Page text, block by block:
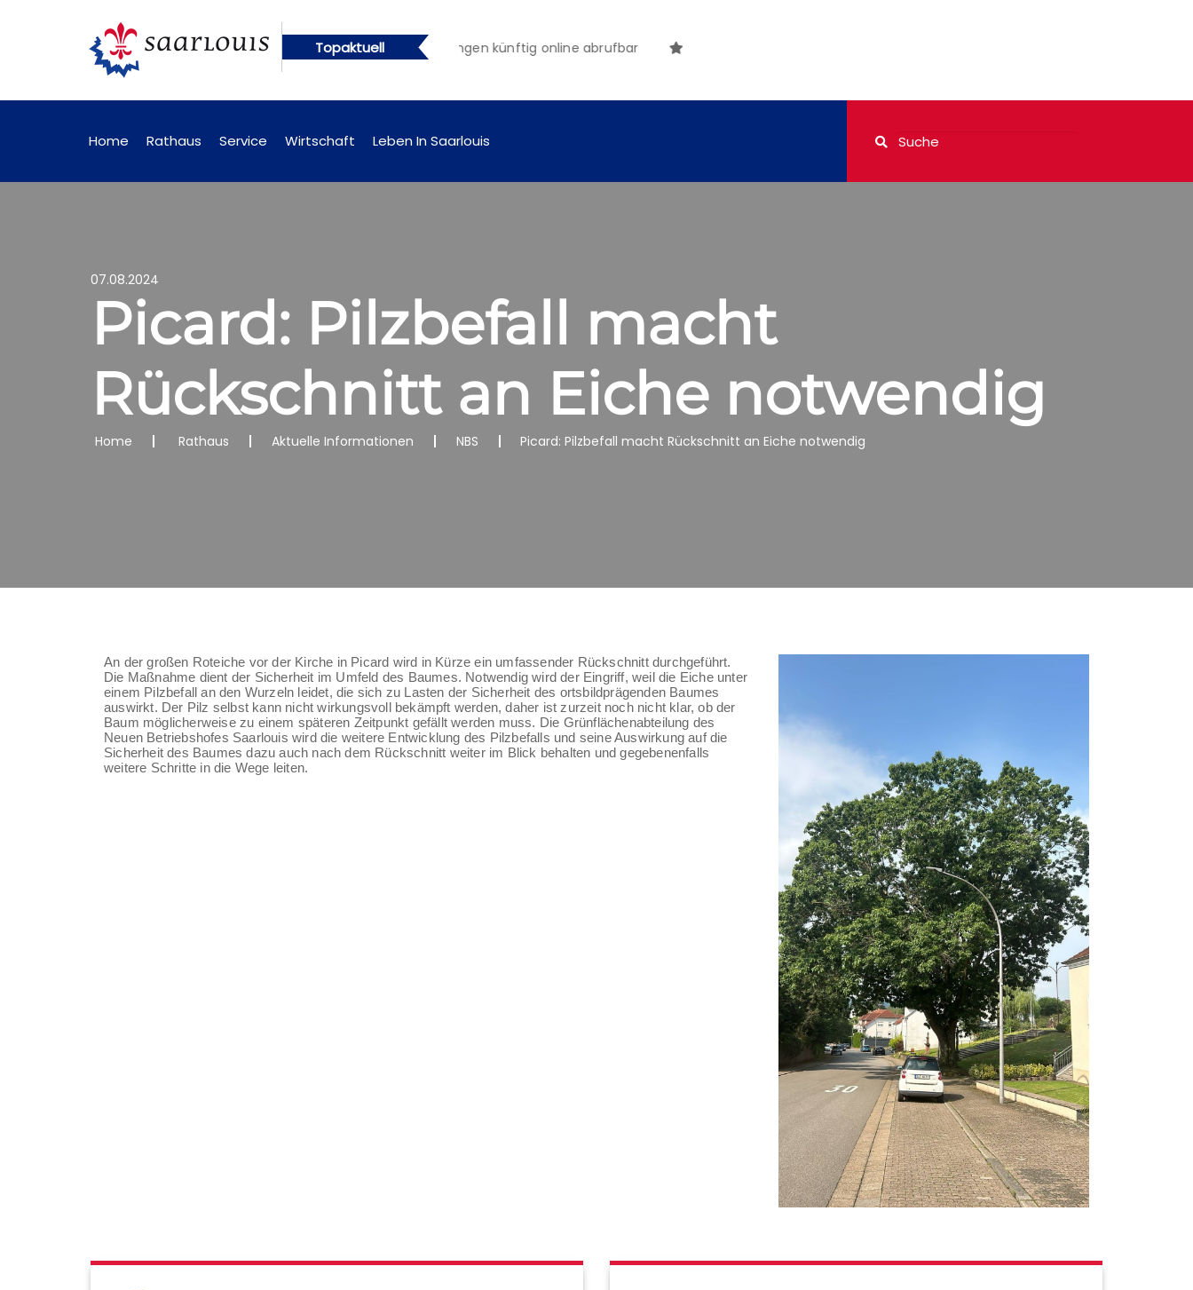
Topaktuell
künftig online abrufbar Öffentliche Bekanntmachungen künftig online abrufbar
Home Rathaus Service Wirtschaft Leben In Saarlouis
07.08.2024
Picard: Pilzbefall macht
Rückschnitt an Eiche notwendig
Home Rathaus Aktuelle Informationen NBS Picard: Pilzbefall macht Rückschnitt an Eiche notwendig
An der großen Roteiche vor der Kirche in Picard wird in Kürze ein umfassender Rückschnitt durchgeführt.
Die Maßnahme dient der Sicherheit im Umfeld des Baumes. Notwendig wird der Eingriff, weil die Eiche unter
einem Pilzbefall an den Wurzeln leidet, die sich zu Lasten der Sicherheit des ortsbildprägenden Baumes
auswirkt. Der Pilz selbst kann nicht wirkungsvoll bekämpft werden, daher ist zurzeit noch nicht klar, ob der
Baum möglicherweise zu einem späteren Zeitpunkt gefällt werden muss. Die Grünflächenabteilung des
Neuen Betriebshofes Saarlouis wird die weitere Entwicklung des Pilzbefalls und seine Auswirkung auf die
Sicherheit des Baumes dazu auch nach dem Rückschnitt weiter im Blick behalten und gegebenenfalls
weitere Schritte in die Wege leiten.